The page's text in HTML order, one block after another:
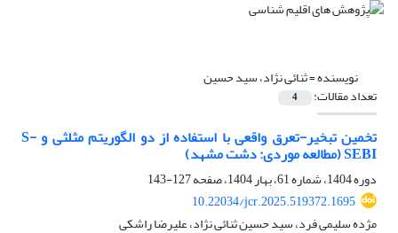
نویسنده =ثنائی نژاد، سید حسین
تعداد مقالات: 4
تخمین تبخیر-تعرق واقعی با استفاده از دو الگوریتم مثلثی و S-
SEBI (مطالعه موردی: دشت مشهد)
دوره 1404، شماره 61، بهار 1404، صفحه
127-143
10.22034/jcr.2025.519372.1695
مژده سلیمی فرد، سید حسین ثنائی نژاد، علیرضا راشکی